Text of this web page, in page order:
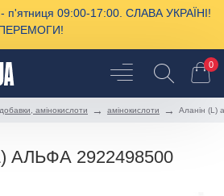
п'ятниця 09:00-17:00. СЛАВА УКРАЇНІ!
0
амінокислоти амінокислоти Аланін (L)
АЛЬФА 2922498500